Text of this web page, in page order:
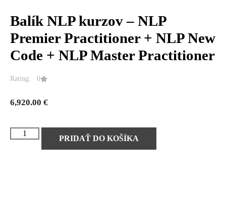
Balík NLP kurzov – NLP
Premier Practitioner + NLP New
Code + NLP Master Practitioner
Rating: 0
6,920.00 €
PRIDAŤ DO KOŠÍKA